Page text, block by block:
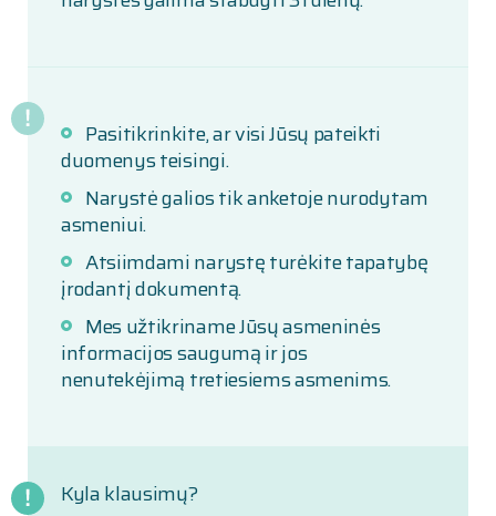
Pasitikrinkite, ar visi Jūsų pateikti
duomenys teisingi.
Narystė galios tik anketoje nurodytam
asmeniui.
Atsiimdami narystę turėkite tapatybę
įrodantį dokumentą.
Mes užtikriname Jūsų asmeninės
informacijos saugumą ir jos
nenutekėjimą tretiesiems asmenims.
Kyla klausimų?